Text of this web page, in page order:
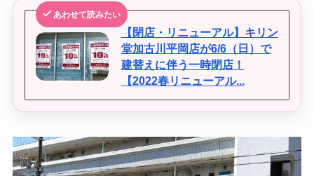
あわせて読みたい
【閉店・リニューアル】キリン
堂加古川平岡店が6/6（日）で
建替えに伴う一時閉店！
【2022春リニューアル...